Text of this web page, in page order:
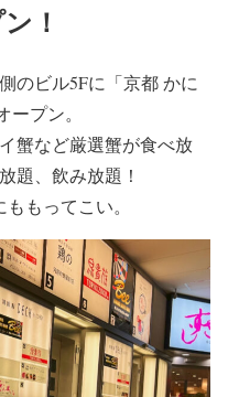
！
のビル5Fに「京都 かに
プン。
蟹など厳選蟹が食べ放
題、飲み放題！
もってこい。